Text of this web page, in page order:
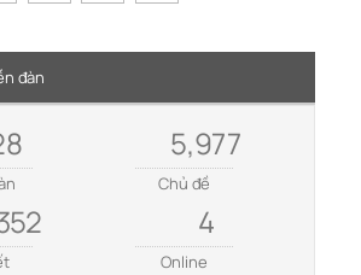
đàn
5,977
Chủ đề
4
Online